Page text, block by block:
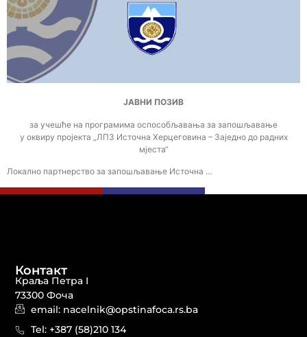
ЈАВНИ ПОЗИВ
за учешће на програмима оспособљавања за запошљавање
у оквиру пројекта „ЛПЗ Источна Херцеговина – Заједно до радних
мјеста“
Локално партнерство за запошљавање Источна …
Контакт
Краља Петра I
73300 Фоча
email: nacelnik@opstinafoca.rs.ba
Tel: +387 (58)210 134